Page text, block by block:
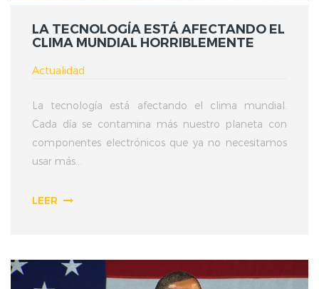
LA TECNOLOGÍA ESTÁ AFECTANDO EL
CLIMA MUNDIAL HORRIBLEMENTE
Actualidad
La tecnología está afectando el clima mundial.
Cada día se contamina más nuestro planeta con
componentes electrónicos que ya no necesitamos
usar más...
LEER